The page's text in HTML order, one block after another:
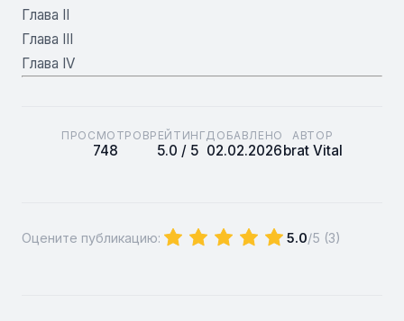
Глава II
Глава III
Глава IV
ПРОСМОТРОВ
748
РЕЙТИНГ
5.0 / 5
ДОБАВЛЕНО
02.02.2026
АВТОР
brat Vital
Оцените публикацию: 5.0/5 (3)